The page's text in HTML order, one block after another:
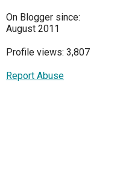
On Blogger since:
August 2011
Profile views: 3,807
Report Abuse